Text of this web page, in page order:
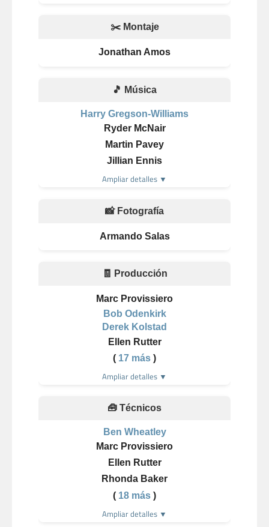
✂️ Montaje
Jonathan Amos
🎵 Música
Harry Gregson-Williams
Ryder McNair
Martin Pavey
Jillian Ennis
Ampliar detalles ▼
📸 Fotografía
Armando Salas
🧾 Producción
Marc Provissiero
Bob Odenkirk
Derek Kolstad
Ellen Rutter
( 17 más )
Ampliar detalles ▼
🧰 Técnicos
Ben Wheatley
Marc Provissiero
Ellen Rutter
Rhonda Baker
( 18 más )
Ampliar detalles ▼